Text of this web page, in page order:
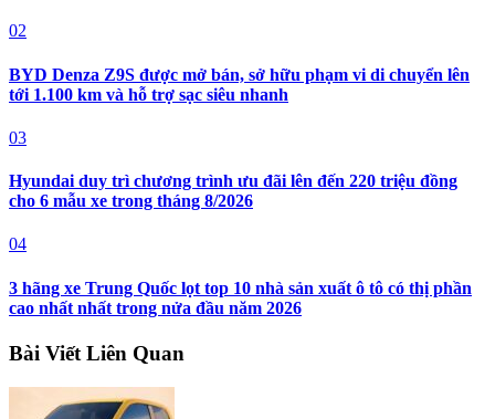
02
BYD Denza Z9S được mở bán, sở hữu phạm vi di chuyển lên
tới 1.100 km và hỗ trợ sạc siêu nhanh
03
Hyundai duy trì chương trình ưu đãi lên đến 220 triệu đồng
cho 6 mẫu xe trong tháng 8/2026
04
3 hãng xe Trung Quốc lọt top 10 nhà sản xuất ô tô có thị phần
cao nhất nhất trong nửa đầu năm 2026
Bài Viết Liên Quan